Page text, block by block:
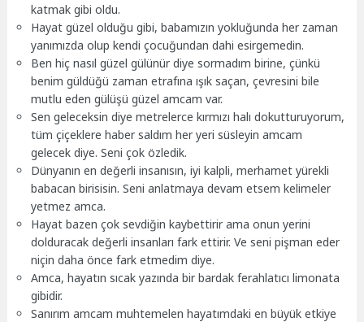
katmak gibi oldu.
Hayat güzel olduğu gibi, babamızın yokluğunda her zaman
yanımızda olup kendi çocuğundan dahi esirgemedin.
Ben hiç nasıl güzel gülünür diye sormadım birine, çünkü
benim güldüğü zaman etrafına ışık saçan, çevresini bile
mutlu eden gülüşü güzel amcam var.
Sen geleceksin diye metrelerce kırmızı halı dokutturuyorum,
tüm çiçeklere haber saldım her yeri süsleyin amcam
gelecek diye. Seni çok özledik.
Dünyanın en değerli insanısın, iyi kalpli, merhamet yürekli
babacan birisisin. Seni anlatmaya devam etsem kelimeler
yetmez amca.
Hayat bazen çok sevdiğin kaybettirir ama onun yerini
dolduracak değerli insanları fark ettirir. Ve seni pişman eder
niçin daha önce fark etmedim diye.
Amca, hayatın sıcak yazında bir bardak ferahlatıcı limonata
gibidir.
Sanırım amcam muhtemelen hayatımdaki en büyük etkiye